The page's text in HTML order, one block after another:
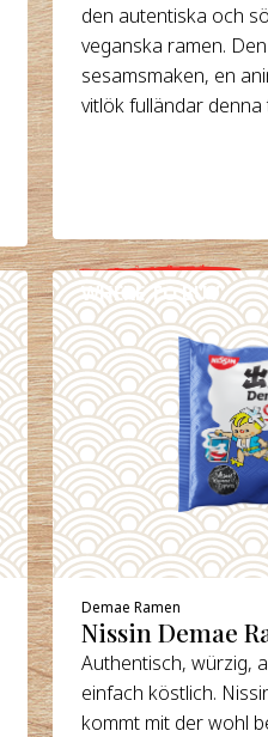
den autentiska och
veganska ramen.
sesamsmaken, en
vitlök fulländar
WHERE TO BUY
DETAILS
Demae Ramen
Nissin Demae
Authentisch, würzig,
einfach köstlich.
kommt mit der wohl